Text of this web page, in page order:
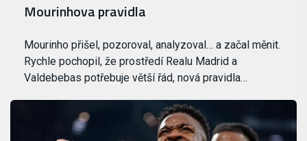
Mourinhova pravidla
Mourinho přišel, pozoroval, analyzoval… a začal měnit.
Rychle pochopil, že prostředí Realu Madrid a
Valdebebas potřebuje větší řád, nová pravidla…